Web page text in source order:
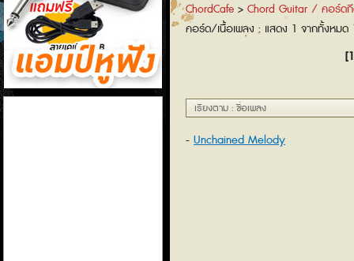
แอมป์หูฟัง
ChordCafe > Chord Guitar / คอร์ด
คอร์ด/เนื้อเพลง : แสดง 1 จากทั้งหมด
เรียงตาม : ชื่อเพลง
Unchained Melody